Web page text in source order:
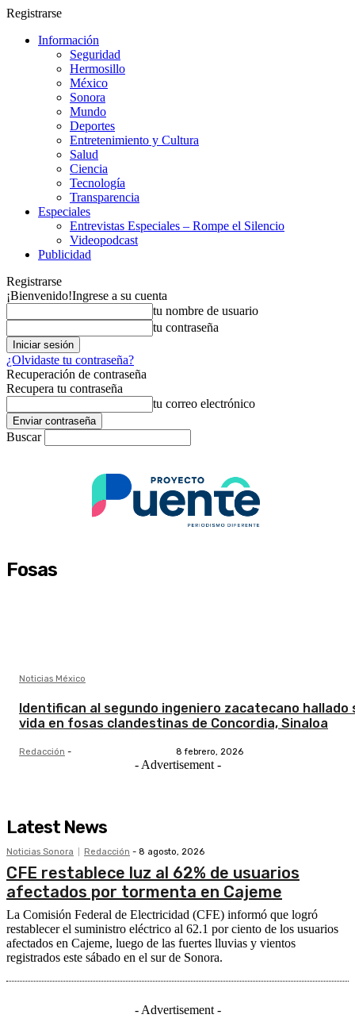
Registrarse
Información
Seguridad
Hermosillo
México
Sonora
Mundo
Deportes
Entretenimiento y Cultura
Salud
Ciencia
Tecnología
Transparencia
Especiales
Entrevistas Especiales – Rompe el Silencio
Videopodcast
Publicidad
Registrarse
¡Bienvenido!Ingrese a su cuenta
tu nombre de usuario
tu contraseña
¿Olvidaste tu contraseña?
Recuperación de contraseña
Recupera tu contraseña
tu correo electrónico
Buscar
Fosas
Noticias México
Identifican al segundo ingeniero zacatecano hallado
vida en fosas clandestinas de Concordia, Sinaloa
Redacción - 8 febrero, 2026
- Advertisement -
Latest News
Noticias Sonora Redacción - 8 agosto, 2026
CFE restablece luz al 62% de usuarios
afectados por tormenta en Cajeme
La Comisión Federal de Electricidad (CFE) informó que logró
restablecer el suministro eléctrico al 62.1 por ciento de los usuarios
afectados en Cajeme, luego de las fuertes lluvias y vientos
registrados este sábado en el sur de Sonora.
- Advertisement -